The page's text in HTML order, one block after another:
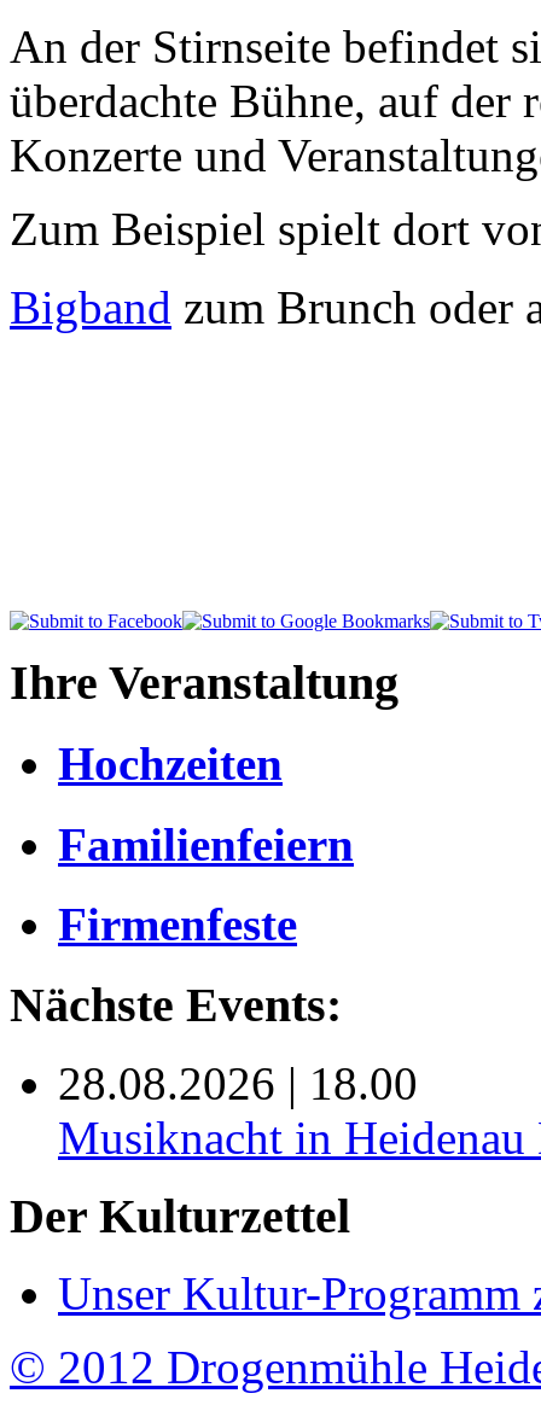
An der Stirnseite befindet
überdachte Bühne, auf der
Konzerte und
Zum Beispiel spielt dort
Bigband zum Brunch oder
Ihre Veranstaltung
Hochzeiten
Familienfeiern
Firmenfeste
Nächste Events:
28.08.2026 | 18.00
Musiknacht in
Der Kulturzettel
Unser Kultur-Programm
© 2012 Drogenmühle